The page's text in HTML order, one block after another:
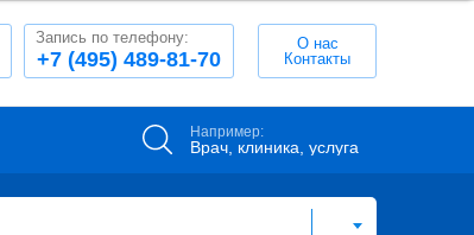
+7 (495) 489-81-70
Запись по телефону:
О нас
Контакты
Например:
Врач, клиника, услуга